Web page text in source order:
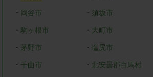
・ 岡谷市 ・ 須坂市
・ 駒ヶ根市 ・ 大町市
・ 茅野市 ・ 塩尻市
・ 千曲市 ・ 北安曇郡白馬村